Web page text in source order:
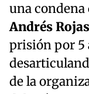
una condena
Andrés
prisión por 5
de la